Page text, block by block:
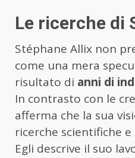
Le ricerche di
Stéphane Allix non
come una mera
risultato di anni di
In contrasto con le
afferma che la sua
ricerche scientifiche
Egli descrive il suo